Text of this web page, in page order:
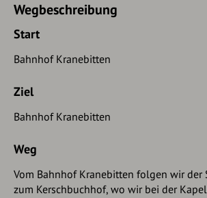
Wegbeschreibung
Start
Bahnhof Kranebitten
Ziel
Bahnhof Kranebitten
Weg
Vom Bahnhof Kranebitten folgen wir der
zum Kerschbuchhof, wo wir bei der